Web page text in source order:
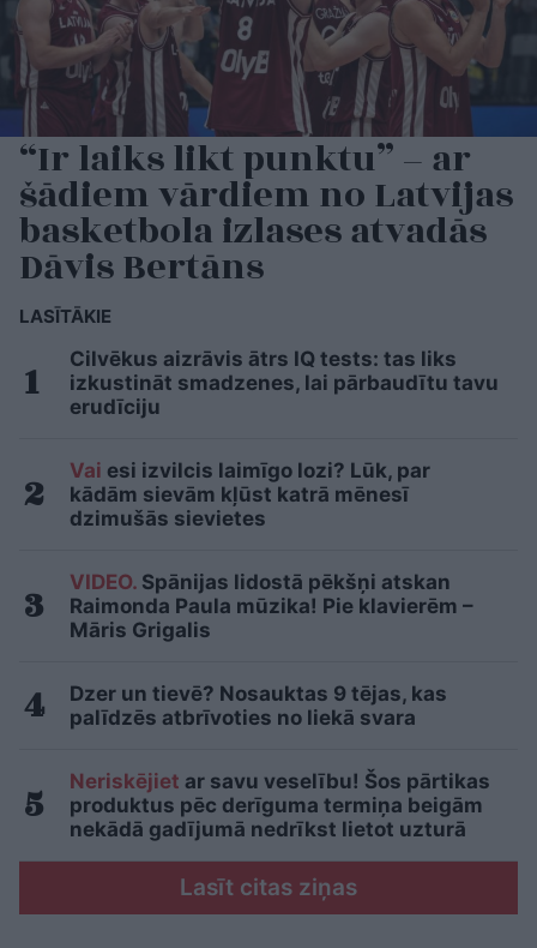
“Ir laiks likt punktu” – ar
šādiem vārdiem no Latvijas
basketbola izlases atvadās
Dāvis Bertāns
LASĪTĀKIE
Cilvēkus aizrāvis ātrs IQ tests: tas liks
izkustināt smadzenes, lai pārbaudītu tavu
erudīciju
Vai esi izvilcis laimīgo lozi? Lūk, par
kādām sievām kļūst katrā mēnesī
dzimušās sievietes
VIDEO. Spānijas lidostā pēkšņi atskan
Raimonda Paula mūzika! Pie klavierēm –
Māris Grigalis
Dzer un tievē? Nosauktas 9 tējas, kas
palīdzēs atbrīvoties no liekā svara
Neriskējiet ar savu veselību! Šos pārtikas
produktus pēc derīguma termiņa beigām
nekādā gadījumā nedrīkst lietot uzturā
Lasīt citas ziņas